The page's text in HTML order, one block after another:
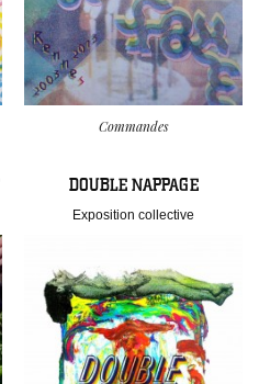
Commandes
DOUBLE NAPPAGE
Exposition collective